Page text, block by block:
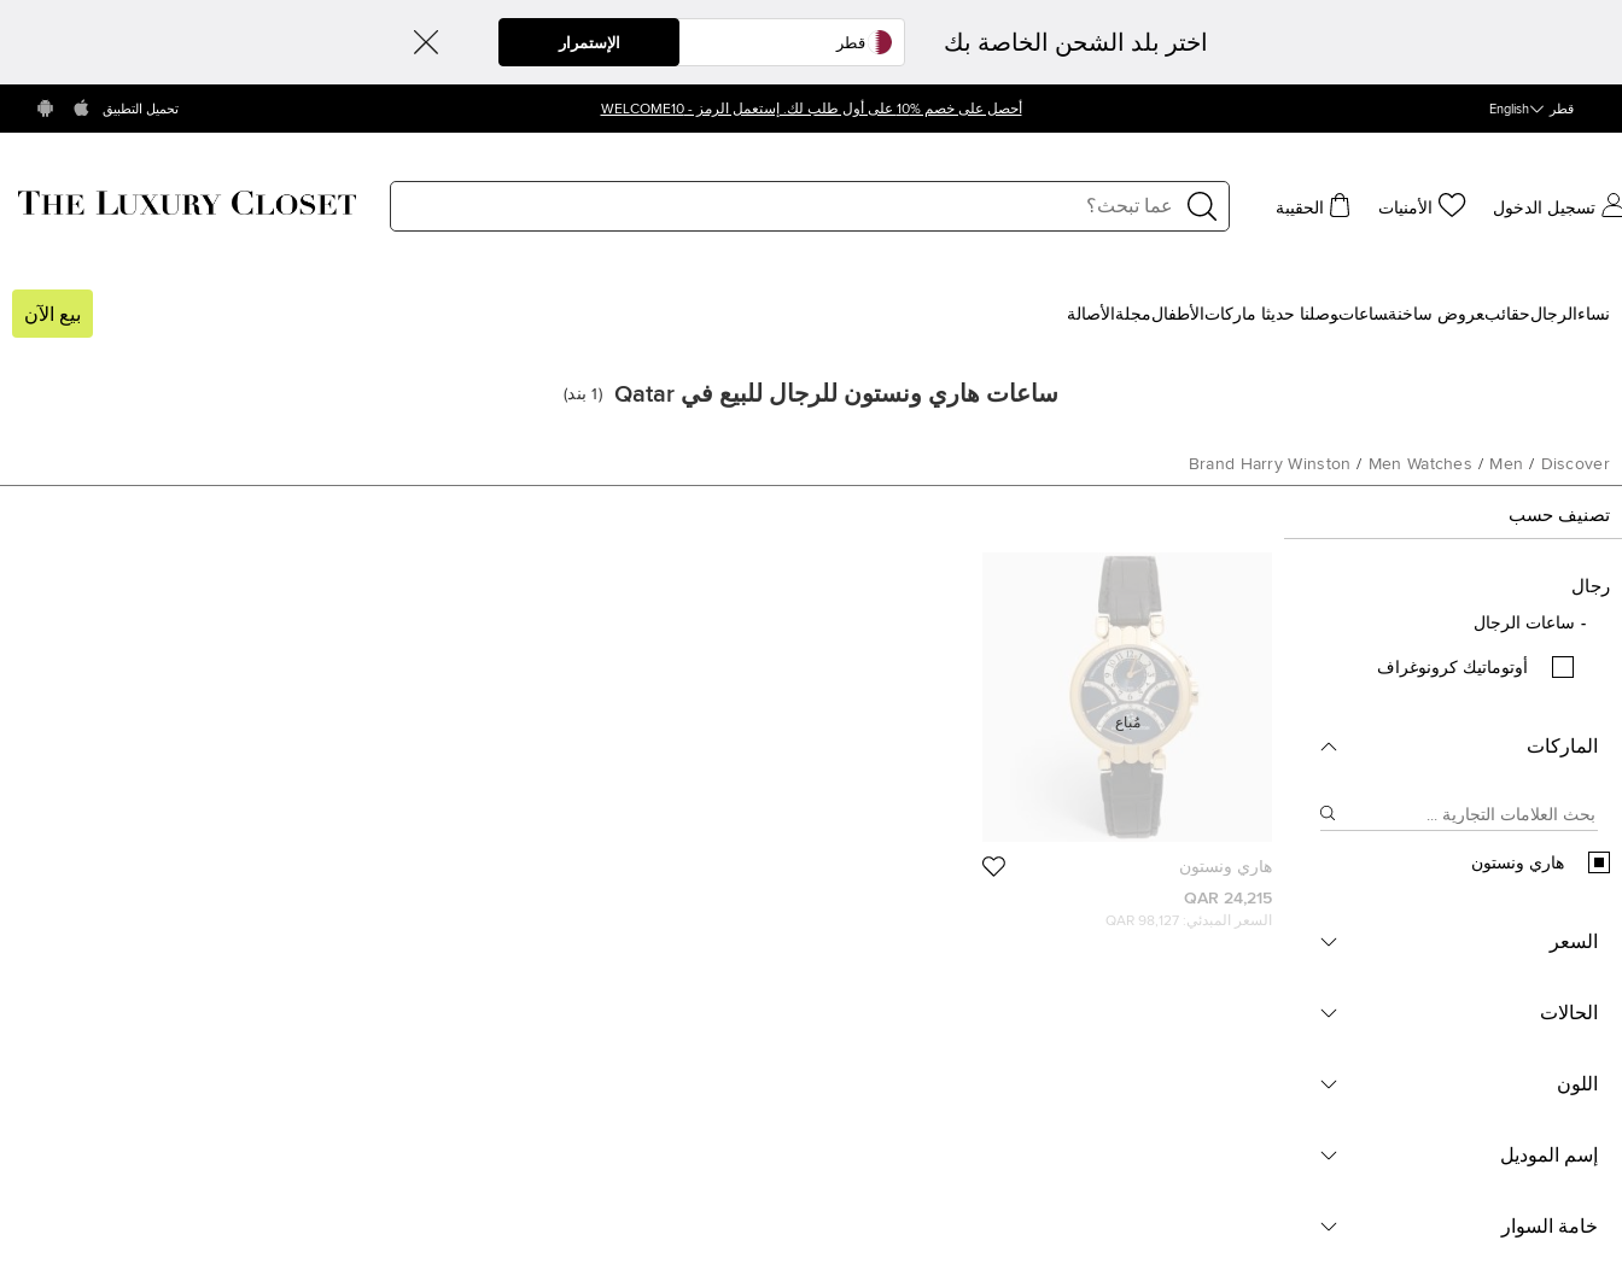
اختر بلد الشحن الخاصة بك الإستمرار
قطر English أحصل على خصم %10 على أول طلب لك. إستعمل الرمز - WELCOME10 تحميل التطبيق
تسجيل الدخول الأمنيات الحقيبة
نساء الرجالحقائب‍عروض ساخنة‍ساعات‍وصلنا حديثا ‍ ماركات الأطفالمجلة الأصالة بيع الآن
ساعات هاري ونستون للرجال للبيع في Qatar (
1 بند)
Discover
/
Men
/
Men Watches
/
Brand Harry Winston
تصنيف حسب
رجال
ساعات الرجال
أوتوماتيك كرونوغراف
الماركات
هاري ونستون
السعر
الحالات
اللون
إسم الموديل
خامة السوار
هاري ونستون
24,215 QAR
السعر المبدئي: 98,127 QAR
مُباع